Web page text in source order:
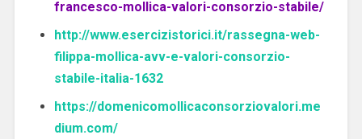
francesco-mollica-valori-consorzio-stabile/
http://www.esercizistorici.it/rassegna-web-
filippa-mollica-avv-e-valori-consorzio-
stabile-italia-1632
https://domenicomollicaconsorziovalori.me
dium.com/